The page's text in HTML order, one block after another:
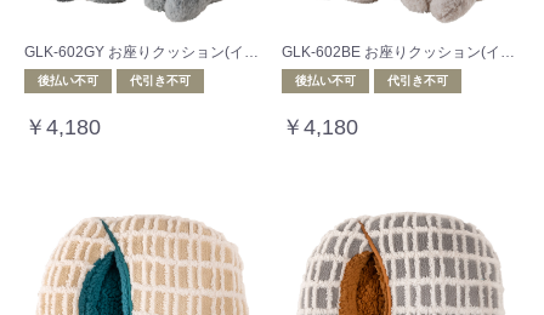
後払い不可 代引き不可
￥4,180
後払い不可 代引き不可
￥4,180